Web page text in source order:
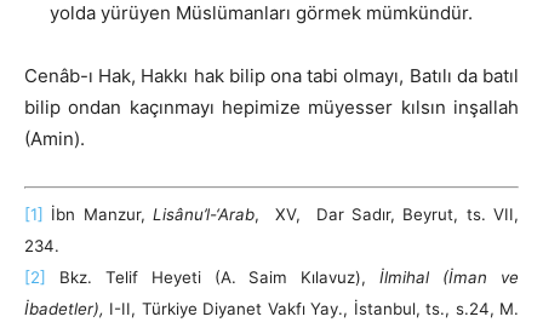
yolda yürüyen Müslümanları görmek mümkündür.
Cenâb-ı Hak, Hakkı hak bilip ona tabi olmayı, Batılı da batıl
bilip ondan kaçınmayı hepimize müyesser kılsın inşallah
(Amin).
[1] İbn Manzur,Lisânu’l-‘Arab, XV, Dar Sadır, Beyrut, ts. VII,
234.
[2]
Bkz. Telif Heyeti (A. Saim Kılavuz),İlmihal (İman ve
İbadetler), I-II, Türkiye Diyanet Vakfı Yay., İstanbul, ts., s.24, M.